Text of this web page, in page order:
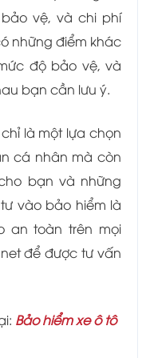
vệ, và chi phí
những điểm khác
độ bảo vệ, và
bạn cần lưu ý.
là một lựa chọn
cá nhân mà còn
bạn và những
vào bảo hiểm là
an toàn trên mọi
để được tư vấn
Bảo hiểm xe ô tô